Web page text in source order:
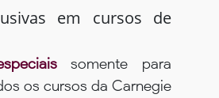
em cursos de
somente para
os cursos da Carnegie